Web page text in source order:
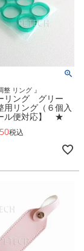
整 リング 』
リング グリー
リング（６個入
ル便対応】 ★
税込